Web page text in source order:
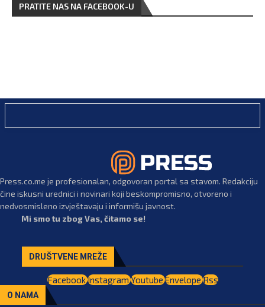
PRATITE NAS NA FACEBOOK-U
Press.co.me je profesionalan, odgovoran portal sa stavom. Redakciju
čine iskusni urednici i novinari koji beskompromisno, otvoreno i
nedvosmisleno izvještavaju i informišu javnost.
Mi smo tu zbog Vas, čitamo se!
DRUŠTVENE MREŽE
FacebookInstagramYoutubeEnvelopeRss
O NAMA